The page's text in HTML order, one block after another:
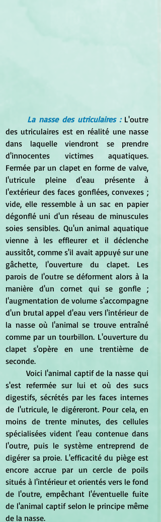
La nasse des utriculaires : L'outre
des utriculaires est en réalité une nasse
dans laquelle viendront se prendre
d'innocentes victimes aquatiques.
Fermée par un clapet en forme de valve,
l'utricule pleine d'eau présente à
l'extérieur des faces gonflées, convexes ;
vide, elle ressemble à un sac en papier
dégonflé uni d'un réseau de minuscules
soies sensibles. Qu'un animal aquatique
vienne à les effleurer et il déclenche
aussitôt, comme s'il avait appuyé sur une
gâchette, l'ouverture du clapet. Les
parois de l'outre se déforment alors à la
manière d'un cornet qui se gonfle ;
l'augmentation de volume s'accompagne
d'un brutal appel d'eau vers l'intérieur de
la nasse où l'animal se trouve entraîné
comme par un tourbillon. L'ouverture du
clapet s'opère en une trentième de
seconde.
s'est refermée sur lui et où des sucs
digestifs, sécrétés par les faces internes
de l'utricule, le digéreront. Pour cela, en
moins de trente minutes, des cellules
spécialisées vident l'eau contenue dans
l'outre, puis le système entreprend de
digérer sa proie. L'efficacité du piège est
encore accrue par un cercle de poils
situés à l'intérieur et orientés vers le fond
de l'outre, empêchant l'éventuelle fuite
de l'animal captif selon le principe même
de la nasse.